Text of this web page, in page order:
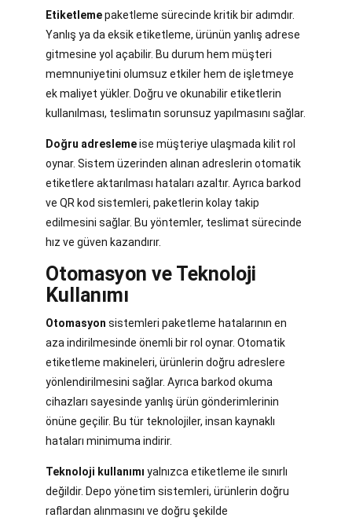
Etiketlemepaketleme sürecinde kritik bir adımdır.
Yanlış ya da eksik etiketleme, ürünün yanlış adrese
gitmesine yol açabilir. Bu durum hem müşteri
memnuniyetini olumsuz etkiler hem de işletmeye
ek maliyet yükler. Doğru ve okunabilir etiketlerin
kullanılması, teslimatın sorunsuz yapılmasını sağlar.
Doğru adreslemeise müşteriye ulaşmada kilit rol
oynar. Sistem üzerinden alınan adreslerin otomatik
etiketlere aktarılması hataları azaltır. Ayrıca barkod
ve QR kod sistemleri, paketlerin kolay takip
edilmesini sağlar. Bu yöntemler, teslimat sürecinde
hız ve güven kazandırır.
Otomasyon ve Teknoloji
Kullanımı
Otomasyon sistemleri paketleme hatalarının en
aza indirilmesinde önemli bir rol oynar. Otomatik
etiketleme makineleri, ürünlerin doğru adreslere
yönlendirilmesini sağlar. Ayrıca barkod okuma
cihazları sayesinde yanlış ürün gönderimlerinin
önüne geçilir. Bu tür teknolojiler, insan kaynaklı
hataları minimuma indirir.
Teknoloji kullanımı yalnızca etiketleme ile sınırlı
değildir. Depo yönetim sistemleri, ürünlerin doğru
raflardan alınmasını ve doğru şekilde